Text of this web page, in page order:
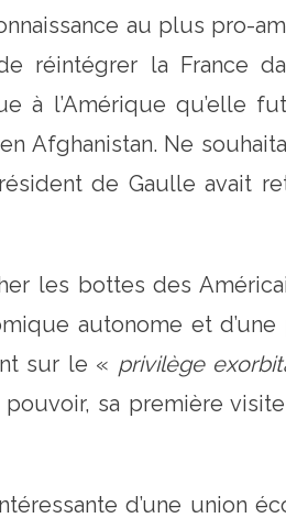
au plus pro-
la France
à l’Amérique qu’elle
Afghanistan. Ne
de Gaulle avait
les bottes des
autonome et
sur le « privilège
sa première
d’une union